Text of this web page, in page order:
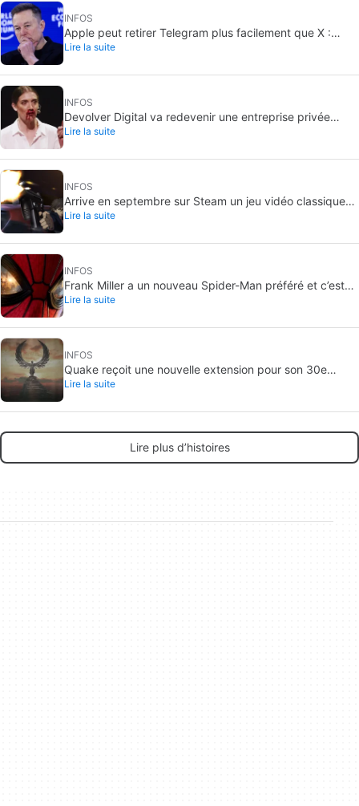
INFOS
Apple peut retirer Telegram plus facilement que X :
pourquoi l’app est plus exposée
Lire la suite
INFOS
Devolver Digital va redevenir une entreprise privée
parce que créer de la valeur pour les investisseurs va
Lire la suite
INFOS
Arrive en septembre sur Steam un jeu vidéo classique
que, jusqu’à présent, on ne pouvait acheter qu’en DVD
Lire la suite
INFOS
Frank Miller a un nouveau Spider-Man préféré et c’est
celui de Brand New Day
Lire la suite
INFOS
Quake reçoit une nouvelle extension pour son 30e
anniversaire
Lire la suite
Lire plus d’histoires